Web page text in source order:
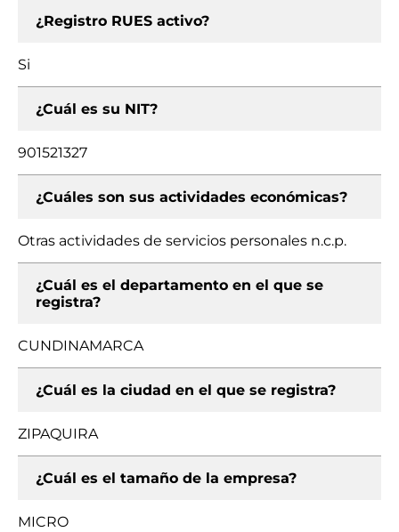
¿Registro RUES activo?
Si
¿Cuál es su NIT?
901521327
¿Cuáles son sus actividades económicas?
Otras actividades de servicios personales n.c.p.
¿Cuál es el departamento en el que se
registra?
CUNDINAMARCA
¿Cuál es la ciudad en el que se registra?
ZIPAQUIRA
¿Cuál es el tamaño de la empresa?
MICRO